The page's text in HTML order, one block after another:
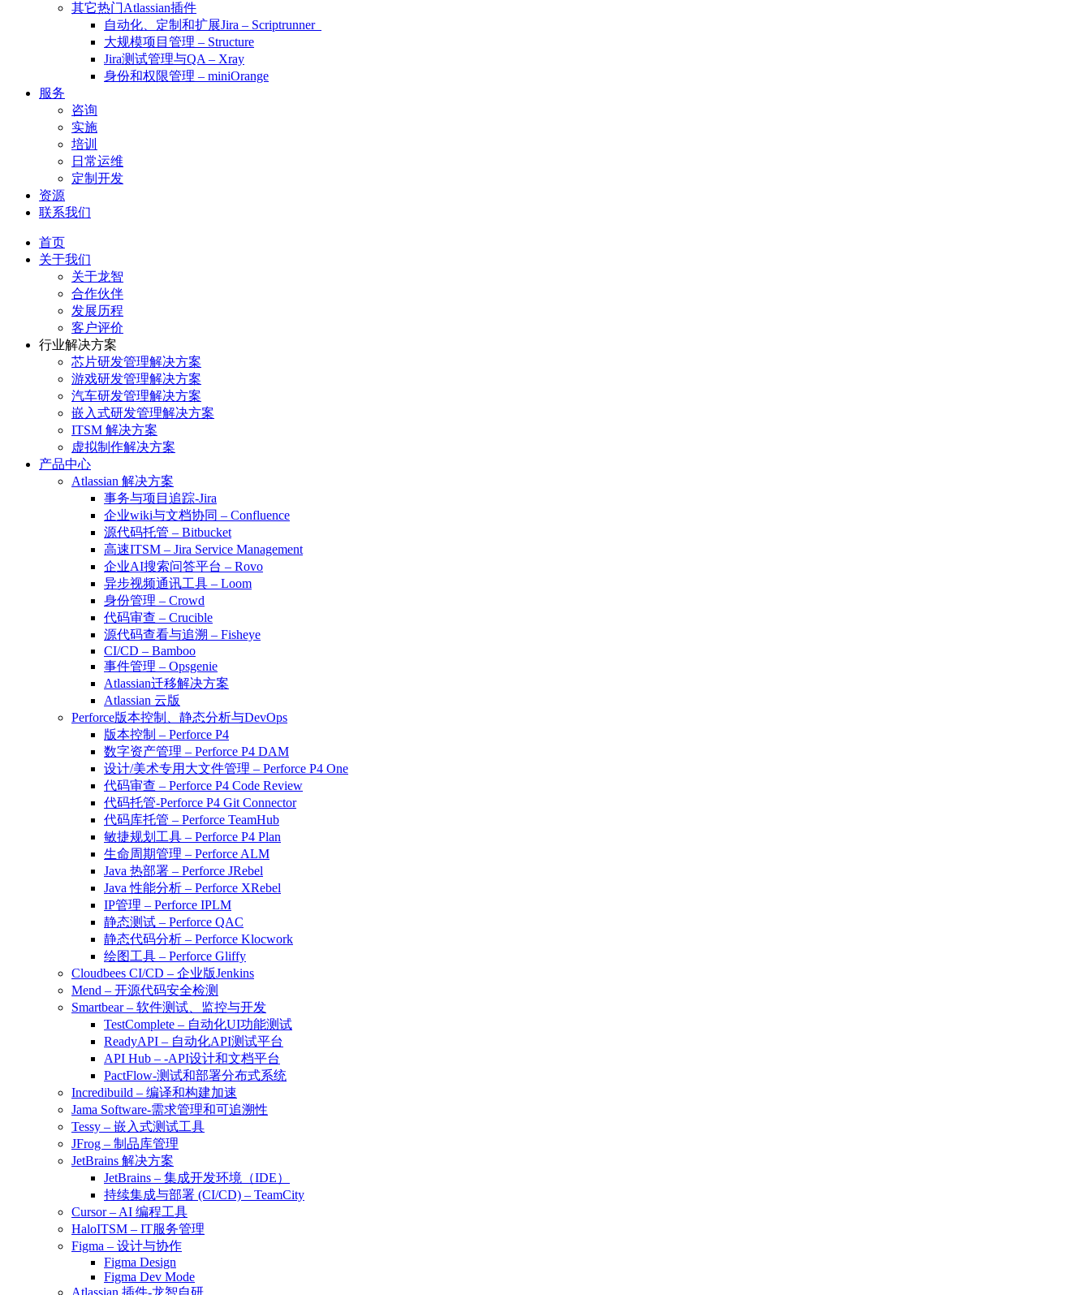
其它热门Atlassian插件
自动化、定制和扩展Jira – Scriptrunner
大规模项目管理 – Structure
Jira测试管理与QA – Xray
身份和权限管理 – miniOrange
服务
咨询
实施
培训
日常运维
定制开发
资源
联系我们
首页
关于我们
关于龙智
合作伙伴
发展历程
客户评价
行业解决方案
芯片研发管理解决方案
游戏研发管理解决方案
汽车研发管理解决方案
嵌入式研发管理解决方案
ITSM 解决方案
虚拟制作解决方案
产品中心
Atlassian 解决方案
事务与项目追踪-Jira
企业wiki与文档协同 – Confluence
源代码托管 – Bitbucket
高速ITSM – Jira Service Management
企业AI搜索问答平台 – Rovo
异步视频通讯工具 – Loom
身份管理 – Crowd
代码审查 – Crucible
源代码查看与追溯 – Fisheye
CI/CD – Bamboo
事件管理 – Opsgenie
Atlassian迁移解决方案
Atlassian 云版
Perforce版本控制、静态分析与DevOps
版本控制 – Perforce P4
数字资产管理 – Perforce P4 DAM
设计/美术专用大文件管理 – Perforce P4 One
代码审查 – Perforce P4 Code Review
代码托管-Perforce P4 Git Connector
代码库托管 – Perforce TeamHub
敏捷规划工具 – Perforce P4 Plan
生命周期管理 – Perforce ALM
Java 热部署 – Perforce JRebel
Java 性能分析 – Perforce XRebel
IP管理 – Perforce IPLM
静态测试 – Perforce QAC
静态代码分析 – Perforce Klocwork
绘图工具 – Perforce Gliffy
Cloudbees CI/CD – 企业版Jenkins
Mend – 开源代码安全检测
Smartbear – 软件测试、监控与开发
TestComplete – 自动化UI功能测试
ReadyAPI – 自动化API测试平台
API Hub – -API设计和文档平台
PactFlow-测试和部署分布式系统
Incredibuild – 编译和构建加速
Jama Software-需求管理和可追溯性
Tessy – 嵌入式测试工具
JFrog – 制品库管理
JetBrains 解决方案
JetBrains – 集成开发环境（IDE）
持续集成与部署 (CI/CD) – TeamCity
Cursor – AI 编程工具
HaloITSM – IT服务管理
Figma – 设计与协作
Figma Design
Figma Dev Mode
Atlassian 插件-龙智自研